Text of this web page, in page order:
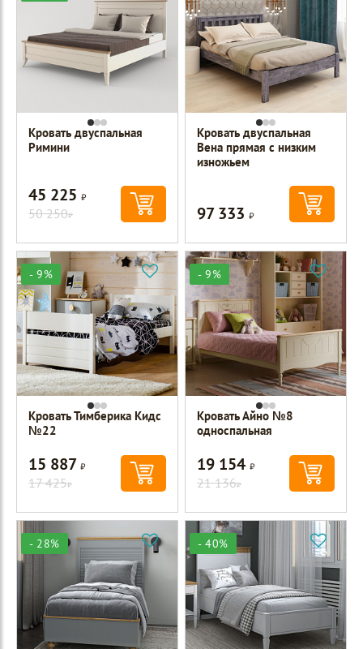
Кровать двуспальная
Римини
45 225Р
50 250Р
Кровать двуспальная
Вена прямая с низким
изножьем
97 333Р
- 9%
Кровать Тимберика Кидс
№22
15 887Р
17 425Р
- 9%
Кровать Айно №8
односпальная
19 154Р
21 136Р
- 28% - 40%